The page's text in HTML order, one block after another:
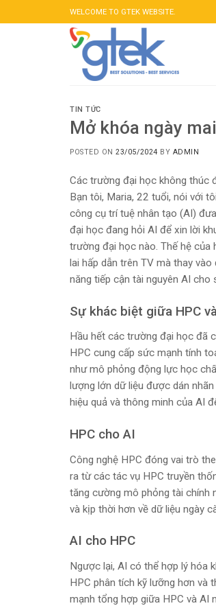
to
WELCOME TO GTEK WEBSITE.
TIN TỨC
Mở khóa ngày
POSTED ON23/05/2024 BY ADMIN
Các trường đại học không thúc
Bạn tôi, Maria, 22 tuổi, nói với
công cụ trí tuệ nhân tạo (AI)
đại học đang hỏi AI để xin lời
trường đại học nào. Thế hệ của
lai hấp dẫn trên TV mà thay
năng tiếp cận tài nguyên AI
Sự khác biệt giữa HPC
Hầu hết các trường đại học đã
HPC cung cấp sức mạnh tính
như mô phỏng động lực học
lượng lớn dữ liệu được dán
hiệu quả và thông minh của AI
HPC cho AI
Công nghệ HPC đóng vai trò
ra từ các tác vụ HPC truyền
tăng cường mô phỏng tài chính
và kịp thời hơn về dữ liệu ngày
AI cho HPC
Ngược lại, AI có thể hợp lý hóa
HPC phân tích kỹ lưỡng hơn và
mạnh tổng hợp giữa HPC và AI